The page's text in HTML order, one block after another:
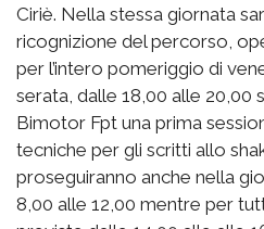
Ciriè. Nella stessa giornata
ricognizione del percorso,
per l’intero pomeriggio di
serata, dalle 18,00 alle 20,00
Bimotor Fpt una prima
tecniche per gli scritti allo
proseguiranno anche nella
8,00 alle 12,00 mentre per